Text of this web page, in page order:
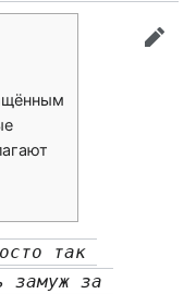
так
замуж за